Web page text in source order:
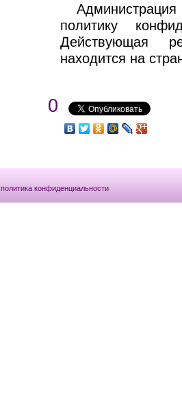
политику
Действующая
находится на
0
политика конфиденциальности